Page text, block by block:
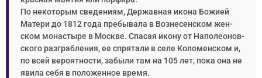
По неко­то­рым све­де­ни­ям, Дер­жав­ная ико­на Бо­жи­ей
Ма­те­ри до 1812 го­да пре­бы­ва­ла в Воз­не­сен­ском жен­
ском мо­на­сты­ре в Москве. Спа­сая ико­ну от На­по­лео­нов­
ско­го раз­граб­ле­ния, ее спря­та­ли в се­ле Ко­ло­мен­ском и,
по всей ве­ро­ят­но­сти, за­бы­ли там на 105 лет, по­ка она не
яви­ла се­бя в по­ло­жен­ное вре­мя.